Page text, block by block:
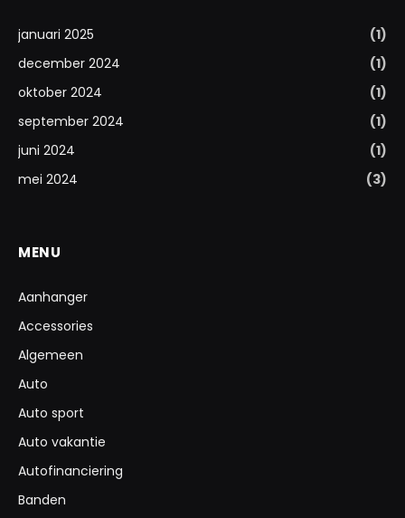
januari 2025
(1)
december 2024
(1)
oktober 2024
(1)
september 2024
(1)
juni 2024
(1)
mei 2024
(3)
MENU
Aanhanger
Accessories
Algemeen
Auto
Auto sport
Auto vakantie
Autofinanciering
Banden